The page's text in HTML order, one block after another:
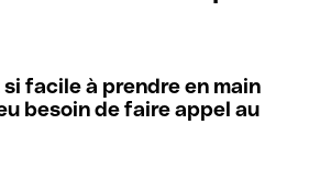
du code SWIFT que vous devriez
un outil de recherche de
banque.
codes SWIFT. Ainsi, vous pouvez
SWIFT avant de réaliser vos
facile à prendre en main
besoin de faire appel au